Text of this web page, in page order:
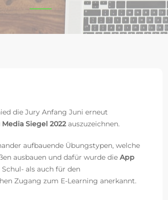
die Jury Anfang Juni erneut
Media Siegel 2022 auszuzeichnen.
aufbauende Übungstypen, welche
ausbauen und dafür wurde die App
als auch für den
Zugang zum E-Learning anerkannt.